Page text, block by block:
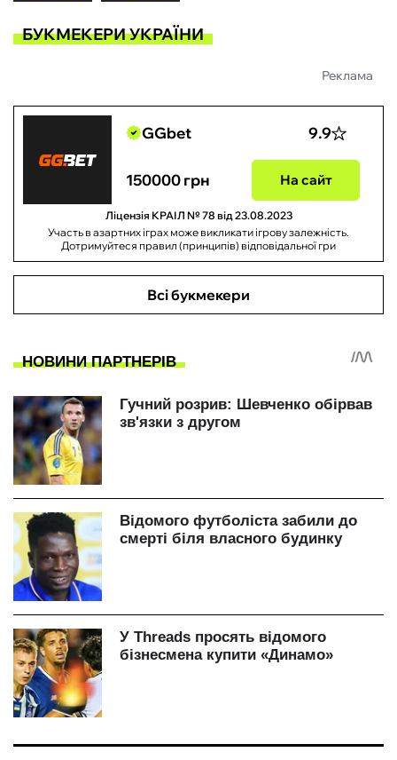
БУКМЕКЕРИ УКРАЇНИ
Реклама
GGbet 9.9
150000 грн На сайт
Ліцензія КРАІЛ № 78 від 23.08.2023
Участь в азартних іграх може викликати ігрову залежність.
Дотримуйтеся правил (принципів) відповідальної гри
Всі букмекери